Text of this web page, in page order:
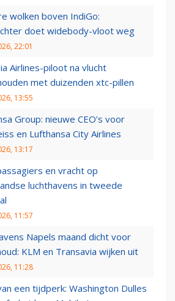
wolken boven IndiGo:
doet widebody-vloot weg
22:01
Airlines-piloot na vlucht
met duizenden xtc-pillen
13:55
Group: nieuwe CEO’s voor
en Lufthansa City Airlines
13:17
en vracht op
luchthavens in tweede
11:57
Napels maand dicht voor
KLM en Transavia wijken uit
11:28
een tijdperk: Washington Dulles